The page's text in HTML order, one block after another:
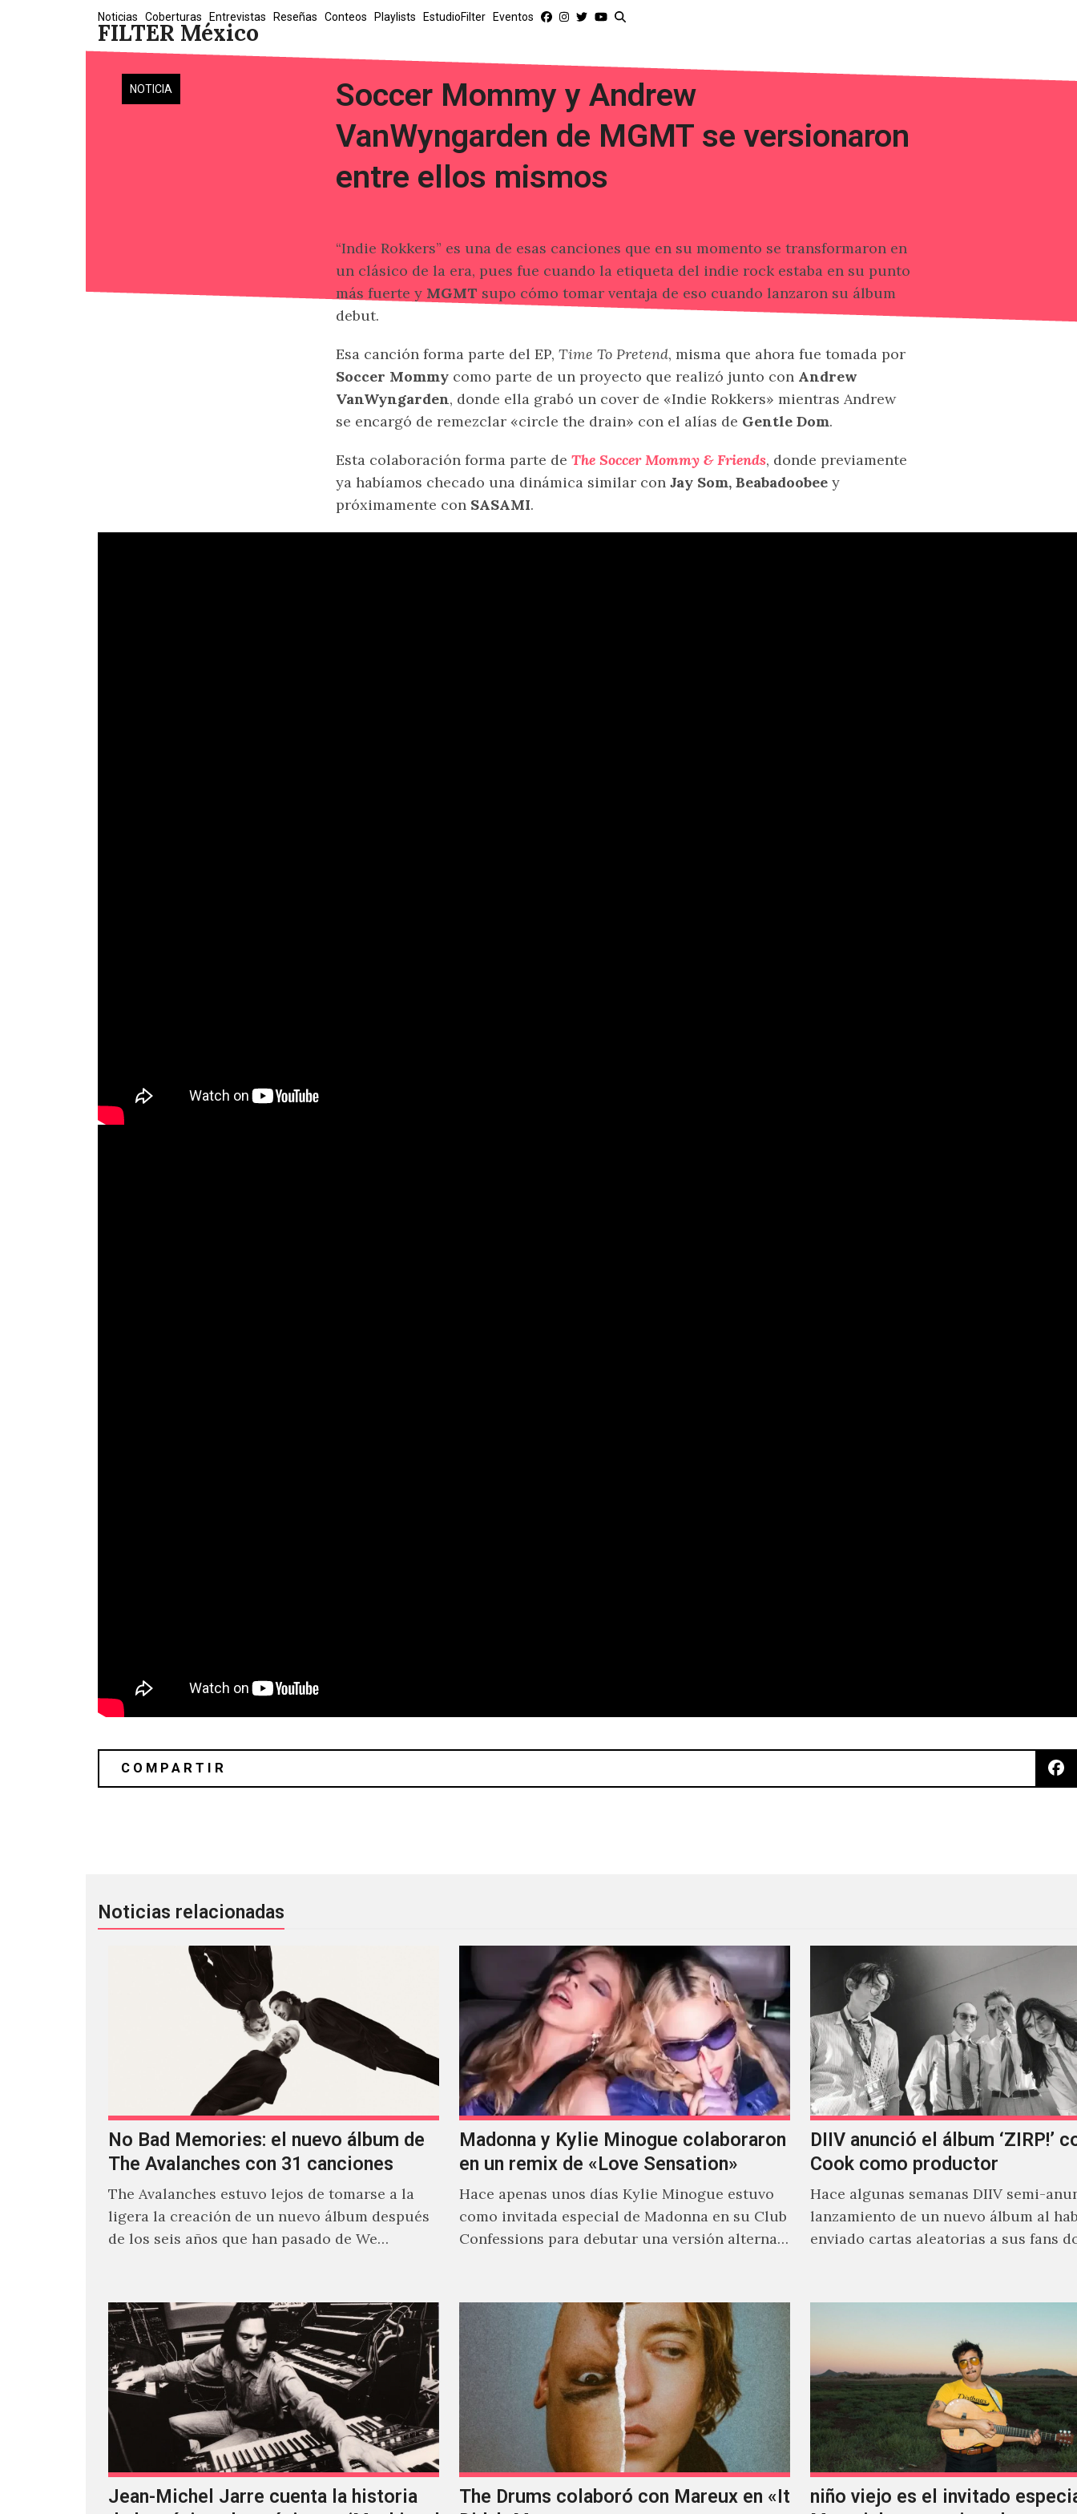
FILTER México
Noticias Coberturas Entrevistas Reseñas Conteos Playlists EstudioFilter Eventos
NOTICIA
Soccer Mommy y Andrew
VanWyngarden de MGMT se versionaron
entre ellos mismos
“Indie Rokkers” es una de esas canciones que en su momento se transformaron en
un clásico de la era, pues fue cuando la etiqueta del indie rock estaba en su punto
más fuerte y MGMT supo cómo tomar ventaja de eso cuando lanzaron su álbum
debut.
Esa canción forma parte del EP, Time To Pretend, misma que ahora fue tomada por
Soccer Mommy como parte de un proyecto que realizó junto con Andrew
VanWyngarden, donde ella grabó un cover de «Indie Rokkers» mientras Andrew
se encargó de remezclar «circle the drain» con el alías de Gentle Dom.
Esta colaboración forma parte de The Soccer Mommy & Friends, donde previamente
ya habíamos checado una dinámica similar con Jay Som, Beabadoobee y
próximamente con SASAMI.
Noticias relacionadas
No Bad Memories: el nuevo álbum de
The Avalanches con 31 canciones
The Avalanches estuvo lejos de tomarse a la
ligera la creación de un nuevo álbum después
de los seis años que han pasado de We…
Madonna y Kylie Minogue colaboraron
en un remix de «Love Sensation»
Hace apenas unos días Kylie Minogue estuvo
como invitada especial de Madonna en su Club
Confessions para debutar una versión alterna
DIIV anunció el álbum ‘ZIRP!’
Cook como productor
Hace algunas semanas DIIV semi-
lanzamiento de un nuevo álbum al
enviado cartas aleatorias a sus fans
Jean-Michel Jarre cuenta la historia
The Drums colaboró con Mareux en «It
niño viejo es el invitado